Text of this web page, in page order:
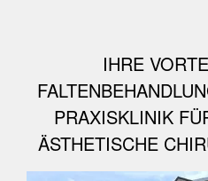
IHRE
PRAXISKLINIK
ÄSTHETISCHE